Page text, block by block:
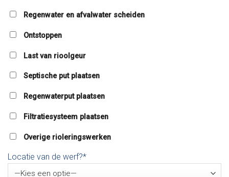
Regenwater en afvalwater scheiden
Ontstoppen
Last van rioolgeur
Septische put plaatsen
Regenwaterput plaatsen
Filtratiesysteem plaatsen
Overige rioleringswerken
Locatie van de werf?*